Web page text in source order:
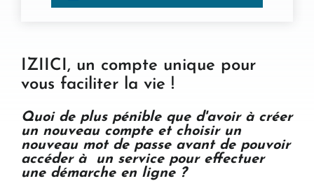
IZIICI, un compte unique pour
vous faciliter la vie !
Quoi de plus pénible que d'avoir à créer
un nouveau compte et choisir un
nouveau mot de passe avant de pouvoir
accéder à un service pour effectuer
une démarche en ligne ?